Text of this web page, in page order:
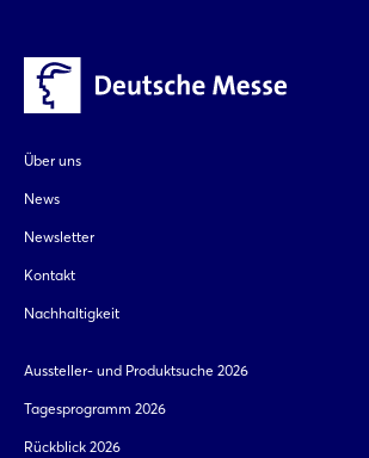
Über uns
News
Newsletter
Kontakt
Nachhaltigkeit
Aussteller- und Produktsuche 2026
Tagesprogramm 2026
Rückblick 2026